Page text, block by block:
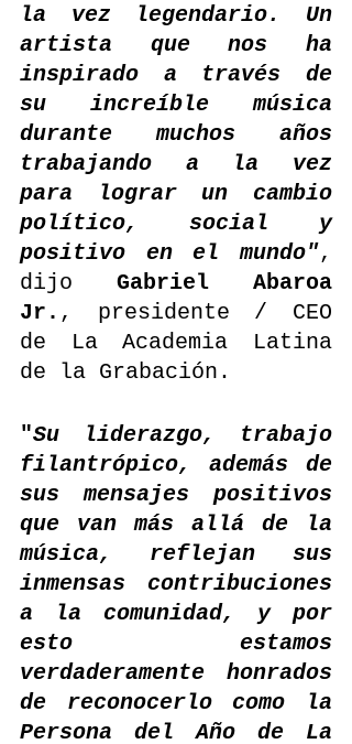
la vez legendario. Un
artista que nos ha
inspirado a través de
su increíble música
durante muchos años
trabajando a la vez
para lograr un cambio
político, social y
positivo en el mundo",
dijo Gabriel Abaroa
Jr. , presidente / CEO
de La Academia Latina
de la Grabación.
"Su liderazgo, trabajo
filantrópico, además de
sus mensajes positivos
que van más allá de la
música, reflejan sus
inmensas contribuciones
a la comunidad, y por
esto estamos
verdaderamente honrados
de reconocerlo como la
Persona del Año de La